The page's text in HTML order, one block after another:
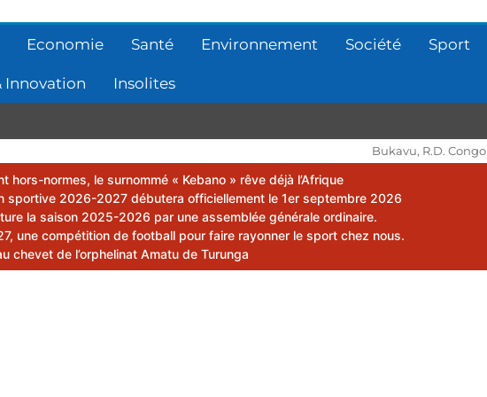
Economie Santé Environnement Société Sport
Innovation Insolites
Bukavu, R.D. Congo
hors-normes, le surnommé « Kebano » rêve déjà l’Afrique
sportive 2026-2027 débutera officiellement le 1er septembre 2026
la saison 2025-2026 par une assemblée générale ordinaire.
une compétition de football pour faire rayonner le sport chez nous.
chevet de l’orphelinat Amatu de Turunga